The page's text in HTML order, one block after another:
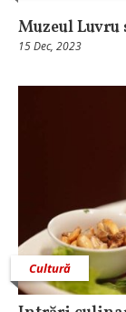
Muzeul
15 Dec, 2023
Cultură